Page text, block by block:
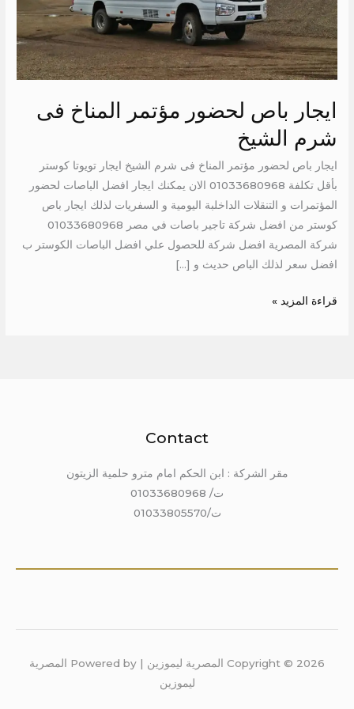
ايجار باص لحضور مؤتمر المناخ فى
شرم الشيخ
ايجار باص لحضور مؤتمر المناخ فى شرم الشيخ ايجار تويوتا كوستر
بأقل تكلفة 01033680968 الان يمكنك ايجار افضل الباصات لحضور
المؤتمرات و التنقلات الداخلبة اليومية و السفريات لذلك ايجار باص
كوستر من افضل شركة تاجير باصات في مصر 01033680968
شركة المصرية افضل شركة للحصول علي افضل الباصات الكوستر ب
افضل سعر لذلك الباص حديث و […]
الشيخ
قراءة المزيد »
Contact
مقر الشركة : ابن الحكم امام مترو حلمية الزيتون
ت/ 01033680968
ت/01033805570
Copyright © 2026 المصرية ليموزين | Powered by المصرية
ليموزين